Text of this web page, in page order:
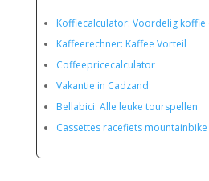
Koffiecalculator: Voordelig koffie
Kaffeerechner: Kaffee Vorteil
Coffeepricecalculator
Vakantie in Cadzand
Bellabici: Alle leuke tourspellen
Cassettes racefiets mountainbike